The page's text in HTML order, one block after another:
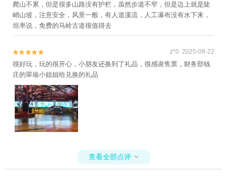
爬山不累，但是很多山路没有护栏，虽然步道不窄，但是边上就是陡
峭山坡，注意安全，风景一般，有人道溪流，人工瀑布没有水下来，
坦率说，免费的马岭古道很值得去

 z*0 2025-09-22
很好玩，玩的很开心，小朋友还换到了礼品，很感谢售票，财务部钱
庄的翠瑜小姐姐给兑换的礼品
查看全部点评 